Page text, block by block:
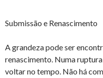
Submissão e Renascimento
A grandeza pode ser
renascimento. Numa
voltar no tempo. Não há